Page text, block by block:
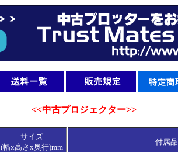
<<中古プロジェクター>>
サイズ
(幅x高さx奥行)mm
付属品